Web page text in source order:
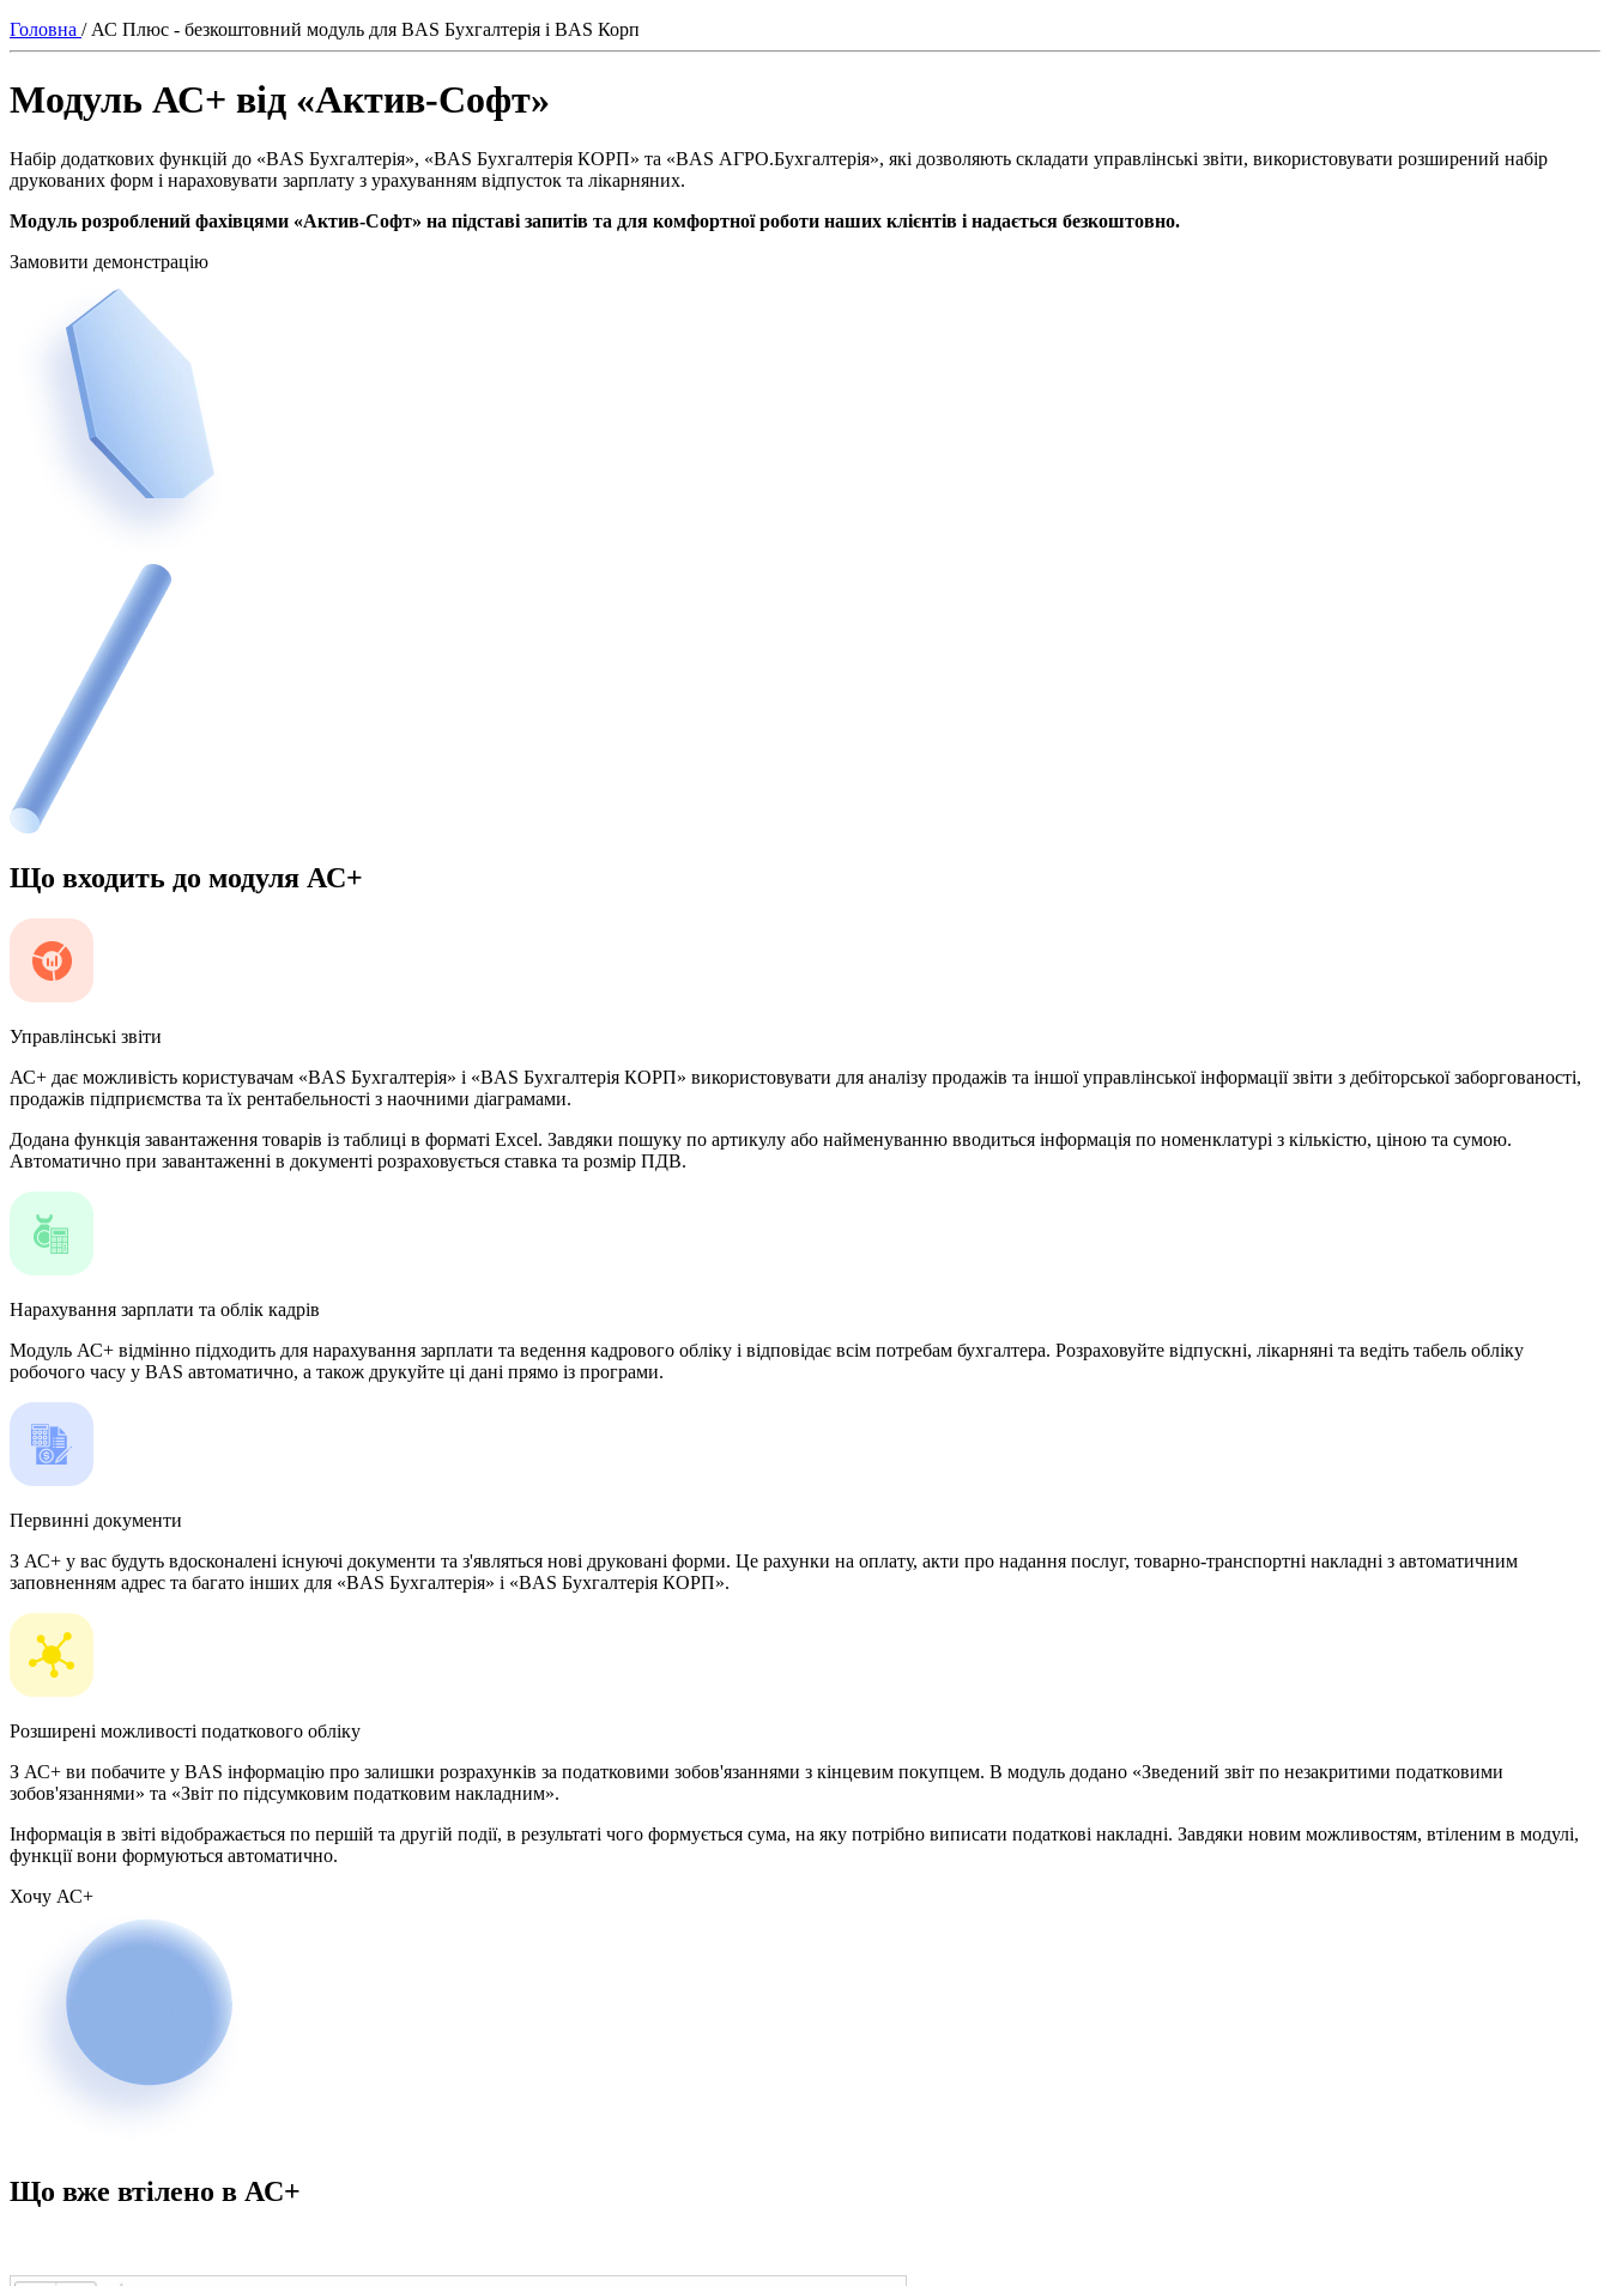
Головна / АС Плюс - безкоштовний модуль для BAS Бухгалтерія і BAS Корп
Модуль АС+ від «Актив-Софт»
Набір додаткових функцій до «BAS Бухгалтерія», «BAS Бухгалтерія КОРП» та «BAS АГРО.Бухгалтерія», які дозволяють складати управлінські звіти, використовувати розширений набір
друкованих форм і нараховувати зарплату з урахуванням відпусток та лікарняних.
Модуль розроблений фахівцями «Актив-Софт» на підставі запитів та для комфортної роботи наших клієнтів і надається безкоштовно.
Замовити демонстрацію
Що входить до модуля АС+
Управлінські звіти
АС+ дає можливість користувачам «BAS Бухгалтерія» і «BAS Бухгалтерія КОРП» використовувати для аналізу продажів та іншої управлінської інформації звіти з дебіторської заборгованості,
продажів підприємства та їх рентабельності з наочними діаграмами.
Додана функція завантаження товарів із таблиці в форматі Excel. Завдяки пошуку по артикулу або найменуванню вводиться інформація по номенклатурі з кількістю, ціною та сумою.
Автоматично при завантаженні в документі розраховується ставка та розмір ПДВ.
Нарахування зарплати та облік кадрів
Модуль АС+ відмінно підходить для нарахування зарплати та ведення кадрового обліку і відповідає всім потребам бухгалтера. Розраховуйте відпускні, лікарняні та ведіть табель обліку
робочого часу у BAS автоматично, а також друкуйте ці дані прямо із програми.
Первинні документи
З АС+ у вас будуть вдосконалені існуючі документи та з'являться нові друковані форми. Це рахунки на оплату, акти про надання послуг, товарно-транспортні накладні з автоматичним
заповненням адрес та багато інших для «BAS Бухгалтерія» і «BAS Бухгалтерія КОРП».
Розширені можливості податкового обліку
З АС+ ви побачите у BAS інформацію про залишки розрахунків за податковими зобов'язаннями з кінцевим покупцем. В модуль додано «Зведений звіт по незакритими податковими
зобов'язаннями» та «Звіт по підсумковим податковим накладним».
Інформація в звіті відображається по першій та другій події, в результаті чого формується сума, на яку потрібно виписати податкові накладні. Завдяки новим можливостям, втіленим в модулі,
функції вони формуються автоматично.
Хочу АС+
Що вже втілено в АС+